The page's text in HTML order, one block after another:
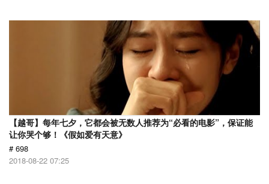
【越哥】每年七夕，它都会被无数人推荐为“必看的电影”，保证能
让你哭个够！《假如爱有天意》
# 698
2018-08-22 07:25